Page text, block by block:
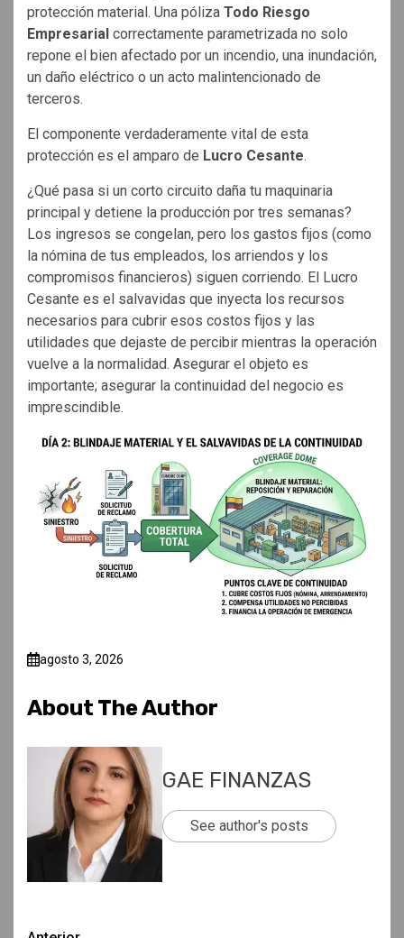
protección material. Una póliza Todo Riesgo
Empresarial correctamente parametrizada no solo
repone el bien afectado por un incendio, una inundación,
un daño eléctrico o un acto malintencionado de
terceros.
El componente verdaderamente vital de esta
protección es el amparo de Lucro Cesante.
¿Qué pasa si un corto circuito daña tu maquinaria
principal y detiene la producción por tres semanas?
Los ingresos se congelan, pero los gastos fijos (como
la nómina de tus empleados, los arriendos y los
compromisos financieros) siguen corriendo. El Lucro
Cesante es el salvavidas que inyecta los recursos
necesarios para cubrir esos costos fijos y las
utilidades que dejaste de percibir mientras la operación
vuelve a la normalidad. Asegurar el objeto es
importante; asegurar la continuidad del negocio es
imprescindible.
agosto 3, 2026
About The Author
GAE FINANZAS
See author's posts